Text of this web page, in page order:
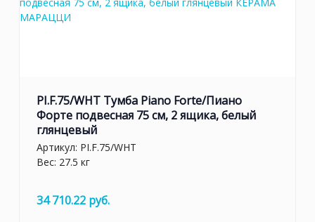
PI.F.75/WHT Тумба Piano Forte/Пиано
Форте подвесная 75 см, 2 ящика, белый
глянцевый
Артикул: PI.F.75/WHT
Вес: 27.5 кг
34 710.22 руб.